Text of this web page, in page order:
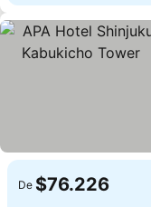
De $76.226